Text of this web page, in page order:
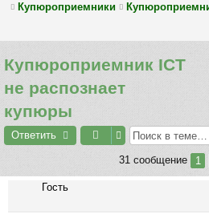
и
ы
Купюроприемники
Купюроприемник ICT
не распознает
купюры
Ответить
31 сообщение 1
Гость